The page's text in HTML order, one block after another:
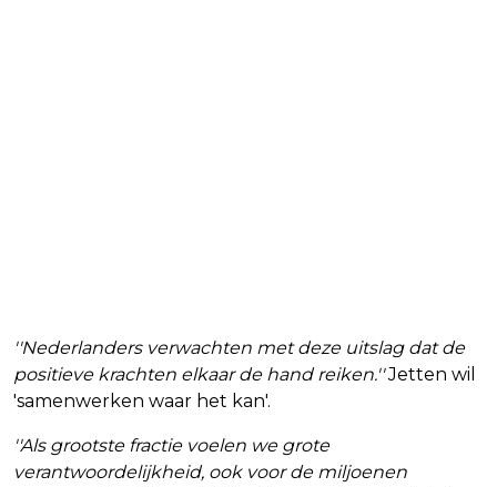
''Nederlanders verwachten met deze uitslag dat de
positieve krachten elkaar de hand reiken.''Jetten wil
'samenwerken waar het kan'.
''Als grootste fractie voelen we grote
verantwoordelijkheid, ook voor de miljoenen